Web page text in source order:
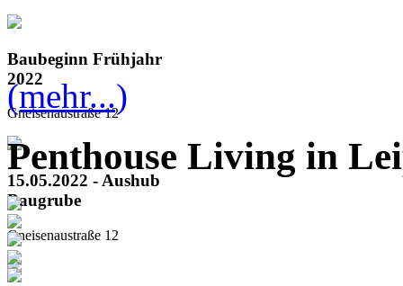
Baubeginn Frühjahr
2022
Gneisenaustraße 12
15.05.2022 - Aushub
Baugrube
Gneisenaustraße 12
(mehr...)
Penthouse Living in